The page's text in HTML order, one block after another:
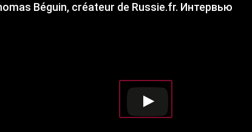
Béguin, créateur de Russie.fr. Интервью